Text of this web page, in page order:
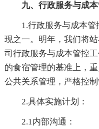
九、行政服务与成
1.行政服务与成本
现之一。明年，我们将
司行政服务与成本管控
的食宿管理的基准上，
公共关系管理，严格控制
2.具体实施计划：
2.1内部沟通：